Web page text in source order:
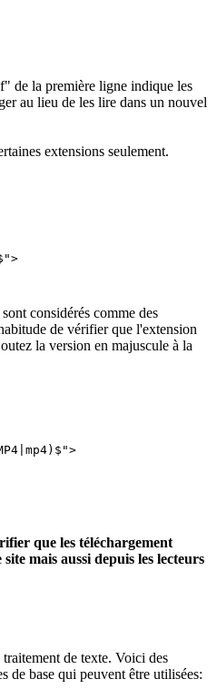
de la première ligne indique les
au lieu de les lire dans un nouvel
extensions seulement.
considérés comme des
de vérifier que l'extension
la version en majuscule à la
que les téléchargement
mais aussi depuis les lecteurs
de texte. Voici des
de base qui peuvent être utilisées: